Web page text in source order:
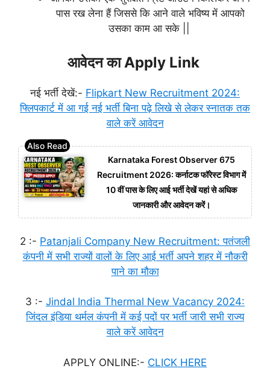
पास रख लेना हैं जिससे कि आने वाले भविष्य में आपको
उसका काम आ सके ||
आवेदन का Apply Link
नई भर्ती देखें:- Flipkart New Recruitment 2024:
फ्लिपकार्ट में आ गई नई भर्ती बिना पढ़े लिखे से लेकर स्नातक तक
वाले करें आवेदन
Karnataka Forest Observer 675
Recruitment 2026: कर्नाटक फॉरेस्ट विभाग में
10 वीं पास के लिए आई भर्ती देखें यहां से अधिक
जानकारी और आवेदन करें।
2 :- Patanjali Company New Recruitment: पतंजली
कंपनी में सभी राज्यों वालों के लिए आई भर्ती अपने शहर में नौकरी
पाने का मौका
3 :- Jindal India Thermal New Vacancy 2024:
जिंदल इंडिया थर्मल कंपनी में कई पदों पर भर्ती जारी सभी राज्य
वाले करें आवेदन
APPLY ONLINE:- CLICK HERE